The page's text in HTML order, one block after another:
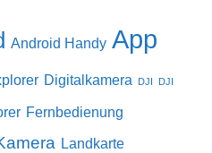
Android Handy App
Digitalkamera DJI DJI
Fernbedienung
Landkarte